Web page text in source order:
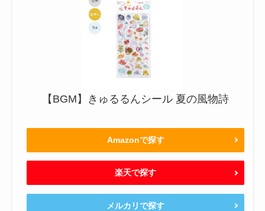
【BGM】きゅるるんシール 夏の風物詩
Amazonで探す
楽天で探す
メルカリで探す